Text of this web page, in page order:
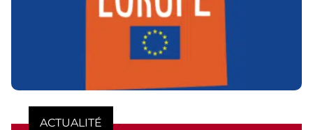
ACTUALITÉ